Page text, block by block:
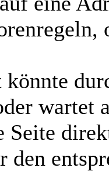
könnte
wartet
Seite
den